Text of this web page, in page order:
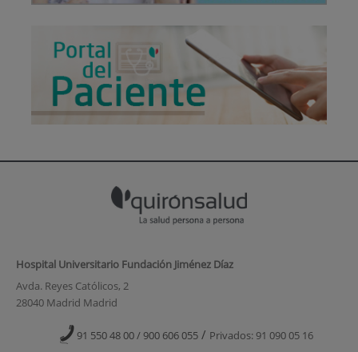
Hospital Universitario Fundación Jiménez Díaz
Avda. Reyes Católicos, 2
28040 Madrid Madrid
91 550 48 00 / 900 606 055 / Privados: 91 090 05 16